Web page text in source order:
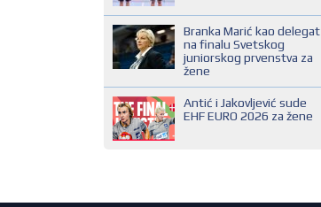
SUDIJA PRVE KATEGORIJE
Branka Marić kao delegat
na finalu Svetskog
juniorskog prvenstva za
žene
Antić i Jakovljević sude
EHF EURO 2026 za žene